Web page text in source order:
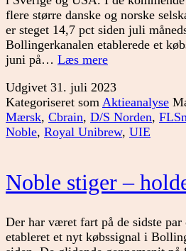
flere større danske og norske
er steget 14,7 pct siden juli
Bollingerkanalen etablerede et
juni på… Læs mereOpdatering
den
danske
portefølje
Udgivet 31. juli 2023
Kategoriseret som Aktieanalyse
Mærsk, Cbrain, D/S Norden,
Noble, Royal Unibrew, UIE
Noble stiger –
Der har været fart på de sidste
etableret et nyt købssignal i